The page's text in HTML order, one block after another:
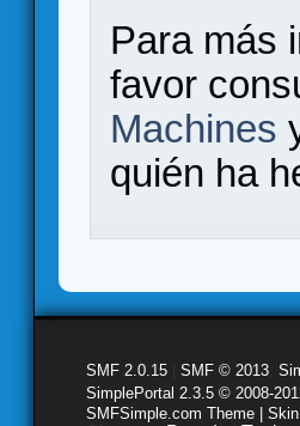
Para más
favor
Machines
quién ha
SMF 2.0.15 SMF © 2013
SimplePortal 2.3.5 © 2008-
SMFSimple.com Theme |